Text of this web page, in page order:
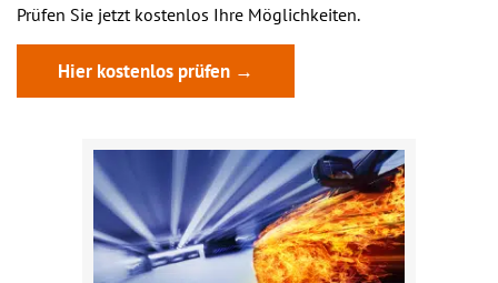
Prüfen Sie jetzt kostenlos Ihre Möglichkeiten.
Hier kostenlos prüfen →